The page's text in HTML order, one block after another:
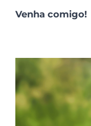
Venha comigo!